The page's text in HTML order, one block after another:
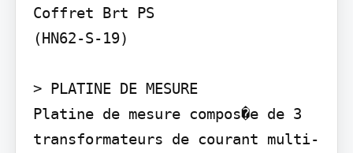
Coffret Brt PS
(HN62-S-19)
> PLATINE DE MESURE
Platine de mesure compos�e de 3
transformateurs de courant multi-